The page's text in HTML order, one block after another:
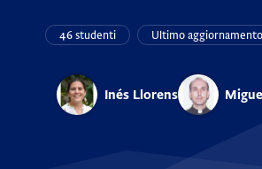
46 studenti Ultimo aggiornamento
Inés Llorens